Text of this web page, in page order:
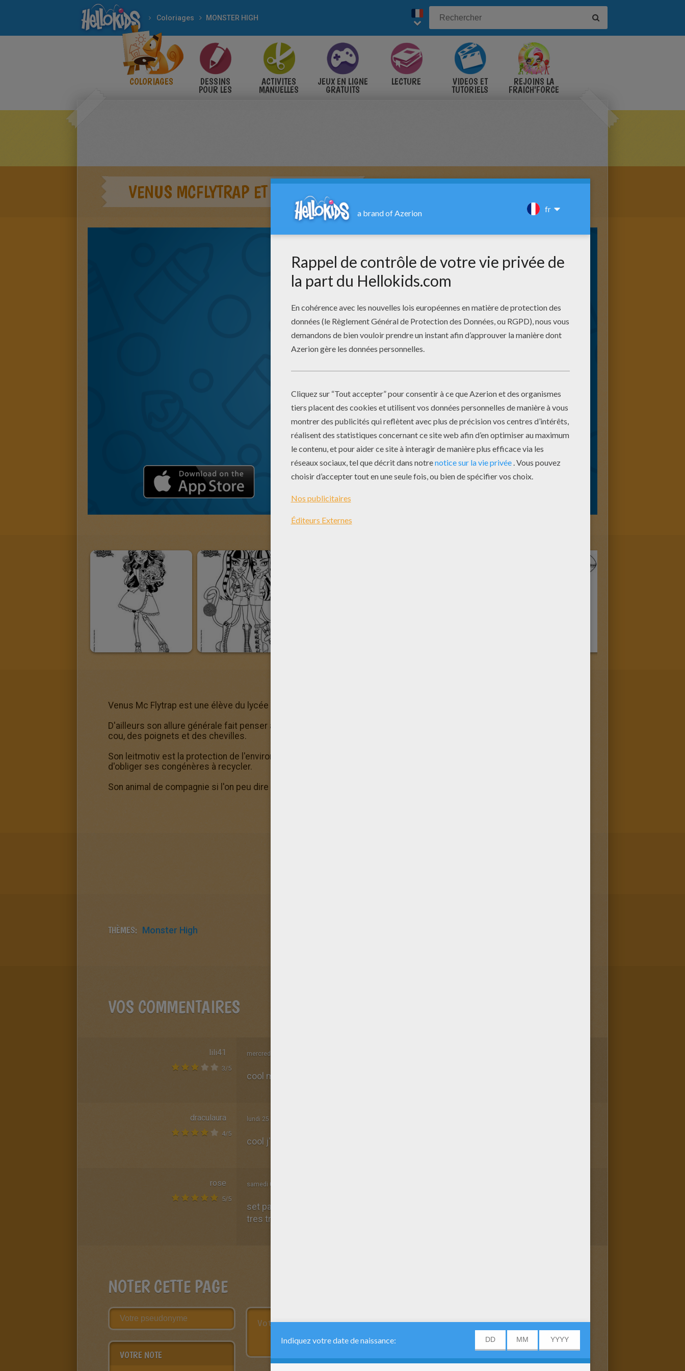
Coloriages MONSTER HIGH
COLORIAGES DESSINS
POUR LES
ACTIVITES
MANUELLES
JEUX EN LIGNE
GRATUITS
LECTURE VIDÉOS ET
TUTORIELS
REJOINS LA
FRAICH'FORCE
VENUS MCFLYTRAP ET CHEWLIAN
Venus Mc Flytrap est une élève du lycée de
D'ailleurs son allure générale fait penser à une plante elle a la peau couleur verte et a des feuilles enroulées autour du
cou, des poignets et des chevilles.
Son leitmotiv est la protection de l'environnement, elle a de plus un pouvoir: le
d'obliger ses congénères à recycler.
Son animal de compagnie si l'on peu dire est une plante carnivore du nom de
THÈMES: Monster High
VOS COMMENTAIRES
lili41
3/5
mercredi 19 Novembre 2014 à 13h00
cool mais a la fin ses ennervant
draculaura
4/5
lundi 25 Aout 2014 à 13h47
cool j'adore
rose
5/5
samedi 04 Janvier 2014 à 17h55
set page et tres tres tres tres tres tres tres tres tres tres tres tres tres tres tres
tres tres tres tres tres tres tres tres tres tres tres bienet meme tro bien
NOTER CETTE PAGE
VOTRE NOTE